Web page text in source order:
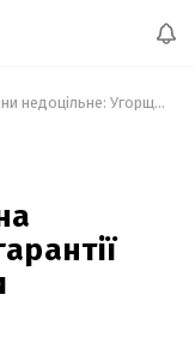
Продовження війни недоцільне: Угорщина підтримала надійні гарантії безпеки для України